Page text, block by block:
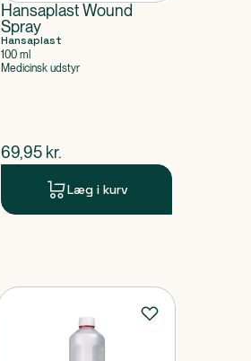
Hansaplast Wound
Spray
Hansaplast
100 ml
Medicinsk udstyr
$nuværende pris
69,95 kr.
Læg i kurv